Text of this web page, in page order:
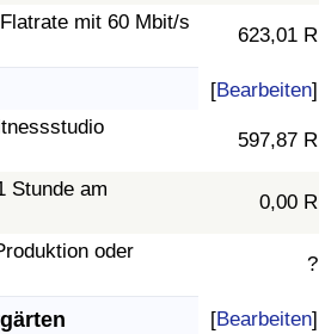
mit 60 Mbit/s
623,01 R
[Bearbeiten]
597,87 R
Stunde am
0,00 R
oder
?
[Bearbeiten]